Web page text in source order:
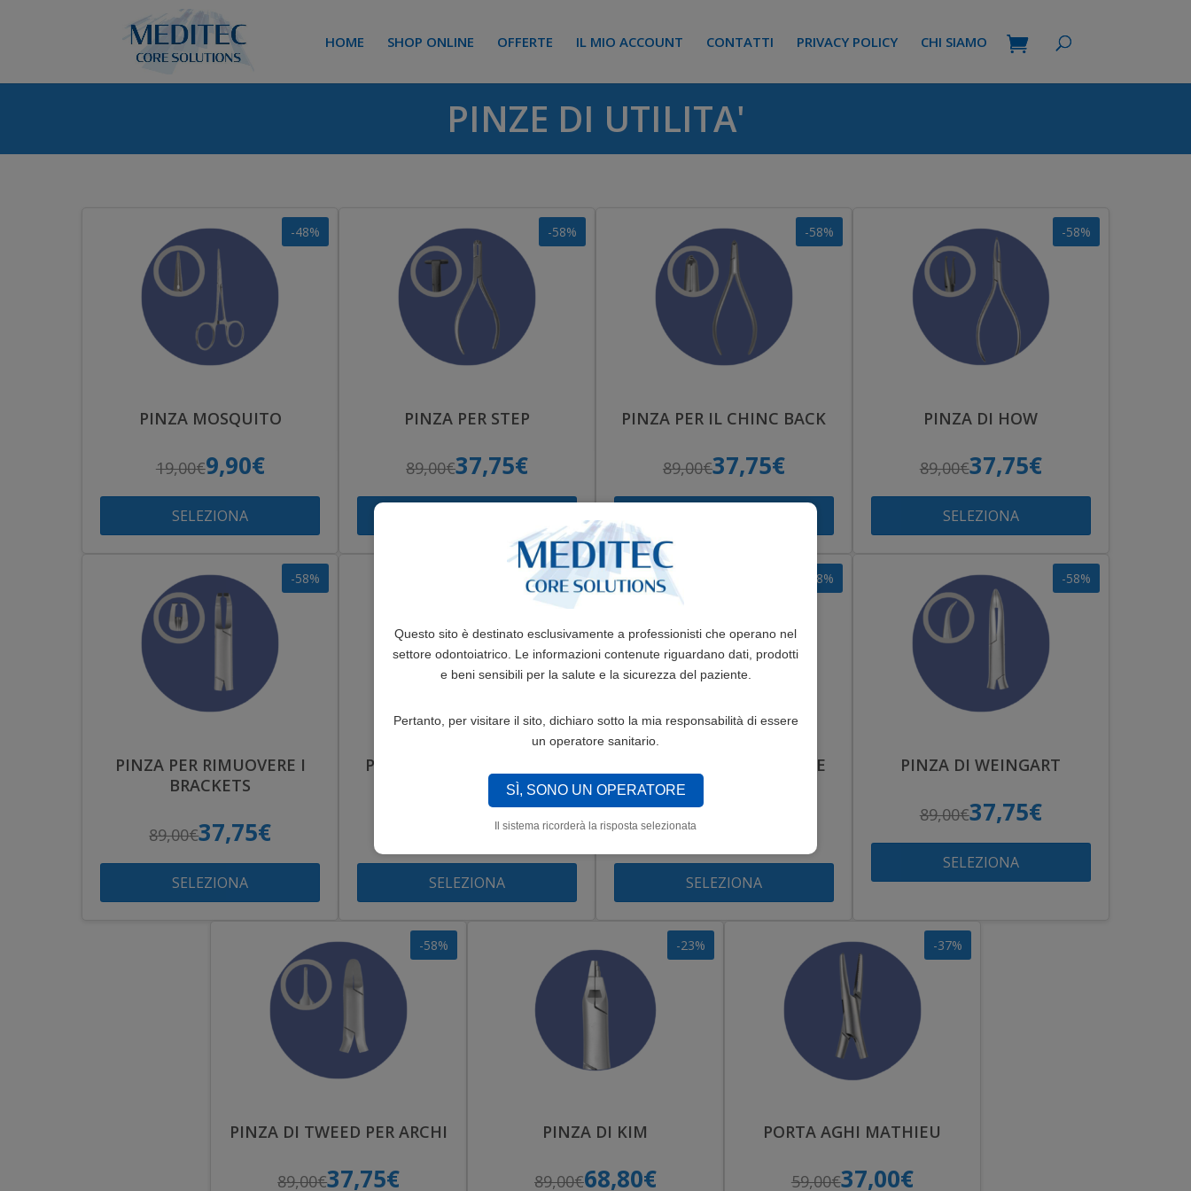
Questo sito è destinato esclusivamente a professionisti che operano nel
settore odontoiatrico. Le informazioni contenute riguardano dati, prodotti
e beni sensibili per la salute e la sicurezza del paziente.
Pertanto, per visitare il sito, dichiaro sotto la mia responsabilità di essere
un operatore sanitario.
SÌ, SONO UN OPERATORE
Il sistema ricorderà la risposta selezionata
HOME SHOP ONLINE OFFERTE IL MIO ACCOUNT CONTATTI PRIVACY POLICY CHI SIAMO
PINZE DI UTILITA'
-48%
PINZA MOSQUITO
19,00€9,90€
SELEZIONA
-58%
PINZA PER STEP
89,00€37,75€
-58%
PINZA PER IL CHINC BACK
89,00€37,75€
-58%
PINZA DI HOW
89,00€37,75€
SELEZIONA
-58%
PINZA PER RIMUOVERE I
BRACKETS
89,00€37,75€
SELEZIONA
-58%
PINZA PER RIMUOVERE LE
BANDE CORTA
37,75€
SELEZIONA
-58%
PINZA PER RIMUOVERE LE
BANDE LUNGA
89,00€
SELEZIONA
-58%
PINZA DI WEINGART
89,00€37,75€
SELEZIONA
-58%
PINZA DI TWEED PER ARCHI
89,00€37,75€
-23%
PINZA DI KIM
89,00€68,80€
-37%
PORTA AGHI MATHIEU
59,00€37,00€